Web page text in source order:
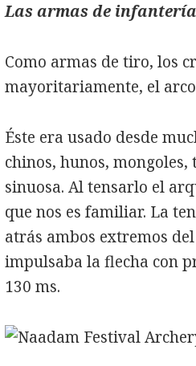
Las armas de
Como armas de tiro, los
mayoritariamente, el
Éste era usado desde
chinos, hunos,
sinuosa. Al tensarlo el
que nos es familiar. La
atrás ambos extremos
impulsaba la flecha con
130 ms.